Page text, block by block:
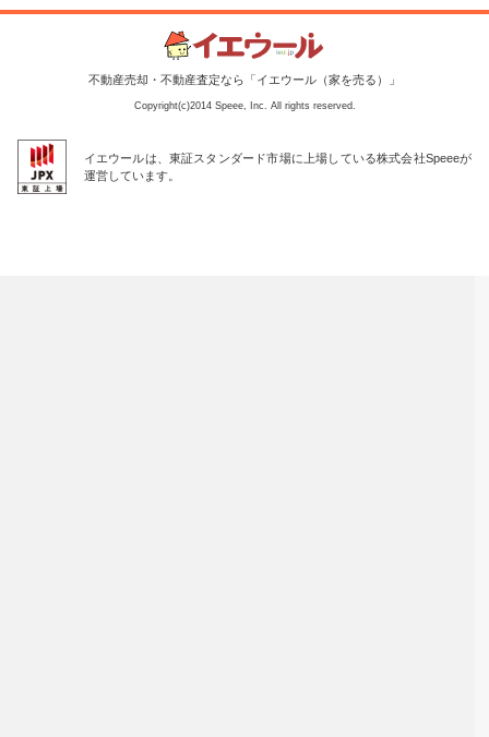
不動産売却・不動産査定なら「イエウール（家を売る）」
Copyright(c)2014 Speee, Inc. All rights reserved.
イエウールは、東証スタンダード市場に上場している株式会社Speeeが
運営しています。